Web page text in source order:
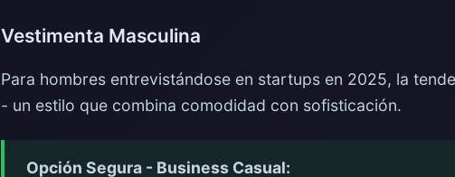
Vestimenta Masculina
Para hombres entrevistándose en startups en 2025, la
- un estilo que combina comodidad con sofisticación.
Opción Segura - Business Casual: